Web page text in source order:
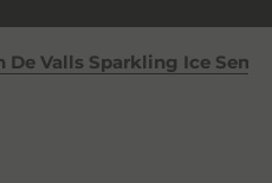
De Valls Sparkling Ice Semi